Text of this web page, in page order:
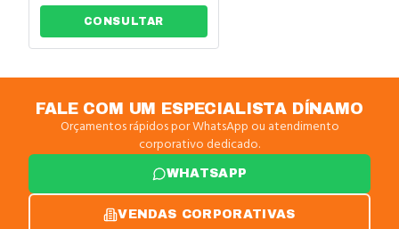
Kala Ref: 537241
CONSULTAR
FALE COM UM ESPECIALISTA DÍNAMO
Orçamentos rápidos por WhatsApp ou atendimento
corporativo dedicado.
WHATSAPP
VENDAS CORPORATIVAS